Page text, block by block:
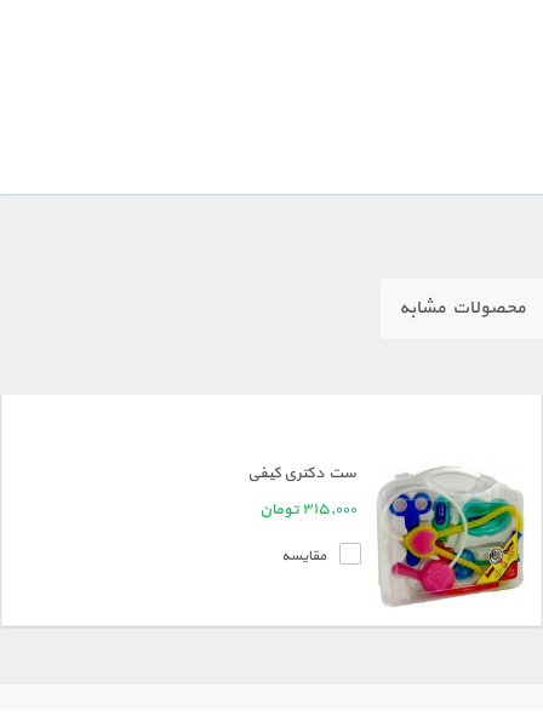
محصولات مشابه
ست دکتری کیفی
۳۱۵,۰۰۰ تومان
مقایسه